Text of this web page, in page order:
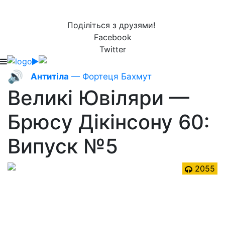
Поділіться з друзями!
Facebook
Twitter
🔊 Антитіла — Фортеця Бахмут
Великі Ювіляри —
Брюсу Дікінсону 60:
Випуск №5
2055